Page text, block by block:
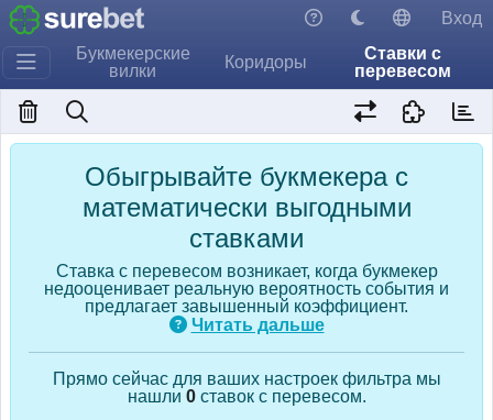
Букмекерские
вилки
Коридоры
Ставки с
перевесом
Вход
Обыгрывайте букмекера с
математически выгодными
ставками
Ставка с перевесом возникает, когда букмекер
недооценивает реальную вероятность события и
предлагает завышенный коэффициент.
Читать дальше
Прямо сейчас для ваших настроек фильтра мы
нашли 0ставок с перевесом.